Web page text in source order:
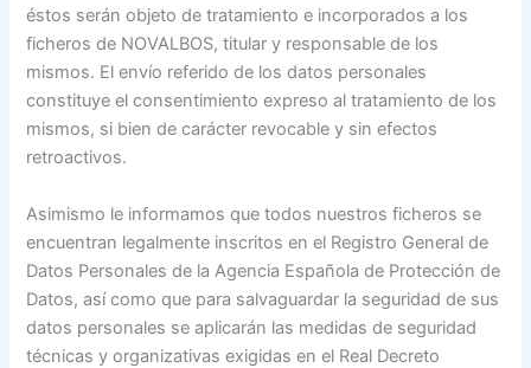
éstos serán objeto de tratamiento e incorporados a los
ficheros de NOVALBOS, titular y responsable de los
mismos. El envío referido de los datos personales
constituye el consentimiento expreso al tratamiento de los
mismos, si bien de carácter revocable y sin efectos
retroactivos.
Asimismo le informamos que todos nuestros ficheros se
encuentran legalmente inscritos en el Registro General de
Datos Personales de la Agencia Española de Protección de
Datos, así como que para salvaguardar la seguridad de sus
datos personales se aplicarán las medidas de seguridad
técnicas y organizativas exigidas en el Real Decreto